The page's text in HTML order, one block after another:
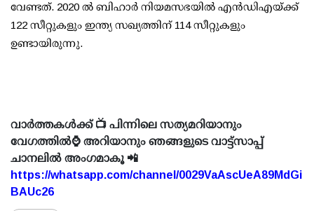
വേണ്ടത്. 2020 ല്‍ ബിഹാര്‍ നിയമസഭയില്‍ എന്‍ഡിഎയ്ക്ക്
122 സീറ്റുകളും ഇന്ത്യ സഖ്യത്തിന് 114 സീറ്റുകളും
ഉണ്ടായിരുന്നു.
വാർത്തകൾക്ക് 📺 പിന്നിലെ സത്യമറിയാനും
വേഗത്തിൽ⌚ അറിയാനും ഞങ്ങളുടെ വാട്ട്സാപ്പ്
ചാനലിൽ അംഗമാകൂ 📲
https://whatsapp.com/channel/0029VaAscUeA89MdGi
BAUc26